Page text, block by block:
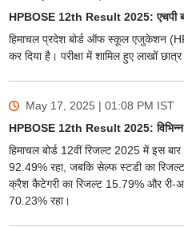
HPBOSE 12th Result 2025: एचपी
हिमाचल प्रदेश बोर्ड ऑफ स्कूल एजुकेशन
कर दिया है। परीक्षा में शामिल हुए लाखों
May 17, 2025 | 01:08 PM IST
HPBOSE 12th Result 2025: विभिन्न
हिमाचल बोर्ड 12वीं रिजल्ट 2025 में इस बार
92.49% रहा, जबकि सेल्फ स्टडी का
क्रैश कैटेगरी का रिजल्ट 15.79% और री-
70.23% रहा।